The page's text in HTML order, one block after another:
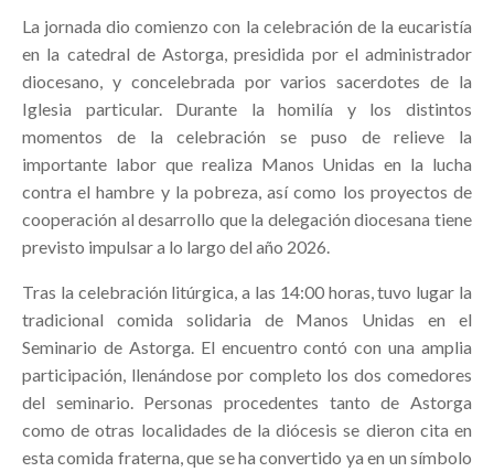
La jornada dio comienzo con la celebración de la eucaristía
en la catedral de Astorga, presidida por el administrador
diocesano, y concelebrada por varios sacerdotes de la
Iglesia particular. Durante la homilía y los distintos
momentos de la celebración se puso de relieve la
importante labor que realiza Manos Unidas en la lucha
contra el hambre y la pobreza, así como los proyectos de
cooperación al desarrollo que la delegación diocesana tiene
previsto impulsar a lo largo del año 2026.
Tras la celebración litúrgica, a las 14:00 horas, tuvo lugar la
tradicional comida solidaria de Manos Unidas en el
Seminario de Astorga. El encuentro contó con una amplia
participación, llenándose por completo los dos comedores
del seminario. Personas procedentes tanto de Astorga
como de otras localidades de la diócesis se dieron cita en
esta comida fraterna, que se ha convertido ya en un símbolo